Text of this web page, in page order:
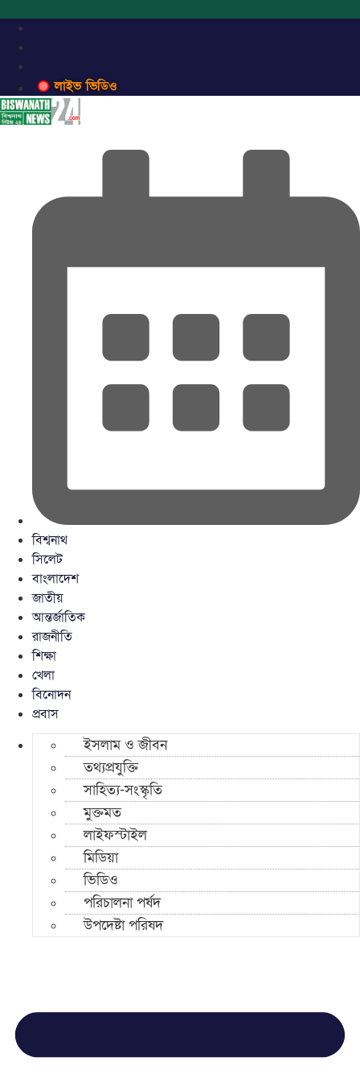
লাইভ ভিডিও
বিশ্বনাথ
সিলেট
বাংলাদেশ
জাতীয়
আন্তর্জাতিক
রাজনীতি
শিক্ষা
খেলা
বিনোদন
প্রবাস
ইসলাম ও জীবন
তথ্যপ্রযুক্তি
সাহিত্য-সংস্কৃতি
মুক্তমত
লাইফস্টাইল
মিডিয়া
ভিডিও
পরিচালনা পর্ষদ
উপদেষ্টা পরিষদ